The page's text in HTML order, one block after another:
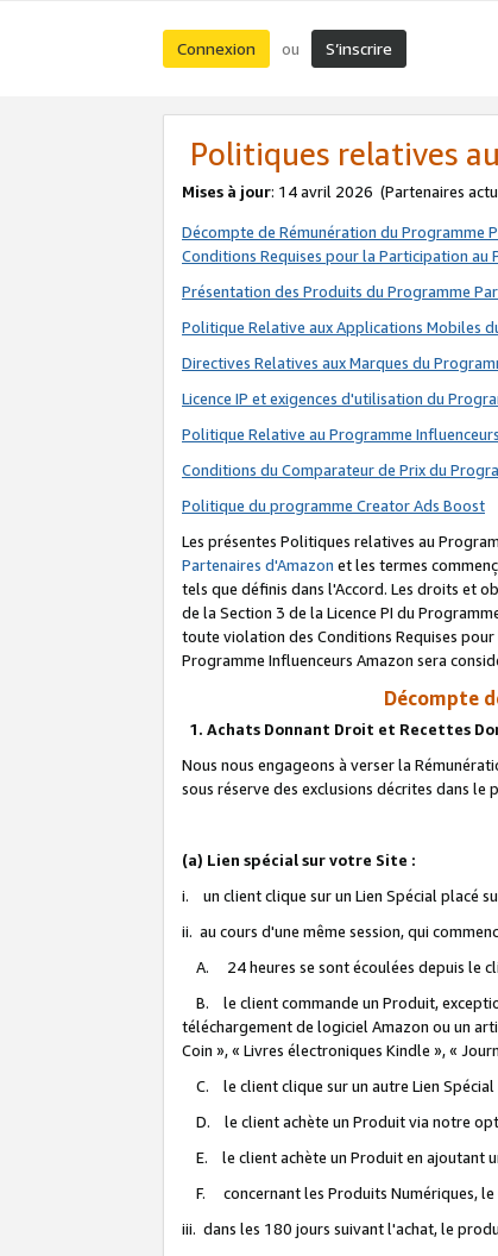
Connexion ou S’inscrire
Politiques relatives
Mises à jour: 14 avril 2026 (Partenaires
Décompte de Rémunération du Programme
Conditions Requises pour la Participation au
Présentation des Produits du Programme
Politique Relative aux Applications Mobiles
Directives Relatives aux Marques du
Licence IP et exigences d'utilisation du
Politique Relative au Programme
Conditions du Comparateur de Prix du
Politique du programme Creator Ads Boost
Les présentes Politiques relatives au
Partenaires d'Amazon et les termes
tels que définis dans l'Accord. Les droits et
de la Section 3 de la Licence PI du
toute violation des Conditions Requises
Programme Influenceurs Amazon sera
Décompte
1. Achats Donnant Droit et Recettes
Nous nous engageons à verser la
sous réserve des exclusions décrites dans
(a) Lien spécial sur votre Site :
i. un client clique sur un Lien Spécial placé
ii. au cours d'une même session, qui
A. 24 heures se sont écoulées depuis le
B. le client commande un Produit,
téléchargement de logiciel Amazon ou un
Coin », « Livres électroniques Kindle », «
C. le client clique sur un autre Lien
D. le client achète un Produit via notre
E. le client achète un Produit en ajoutant
F. concernant les Produits Numériques, le
iii. dans les 180 jours suivant l'achat, le